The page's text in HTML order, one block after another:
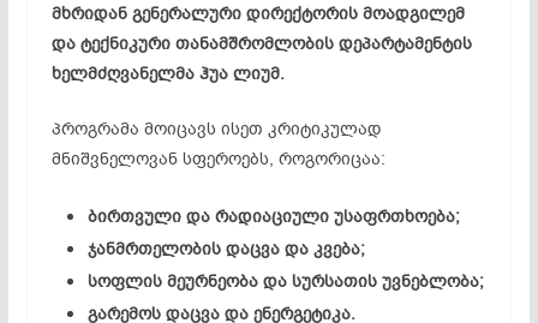
მხრიდან გენერალური დირექტორის მოადგილემ
და ტექნიკური თანამშრომლობის დეპარტამენტის
ხელმძღვანელმა ჰუა ლიუმ.
პროგრამა მოიცავს ისეთ კრიტიკულად
მნიშვნელოვან სფეროებს, როგორიცაა:
ბირთვული და რადიაციული უსაფრთხოება;
ჯანმრთელობის დაცვა და კვება;
სოფლის მეურნეობა და სურსათის უვნებლობა;
გარემოს დაცვა და ენერგეტიკა.